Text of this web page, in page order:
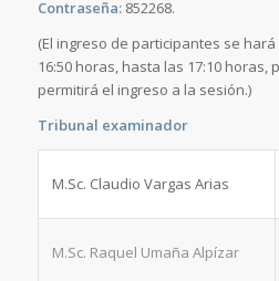
Contraseña:852268.
(El ingreso de participantes se
16:50 horas, hasta las 17:10
permitirá el ingreso a la sesión.)
Tribunal examinador
M.Sc. Claudio Vargas Arias
M.Sc. Raquel Umaña Alpízar